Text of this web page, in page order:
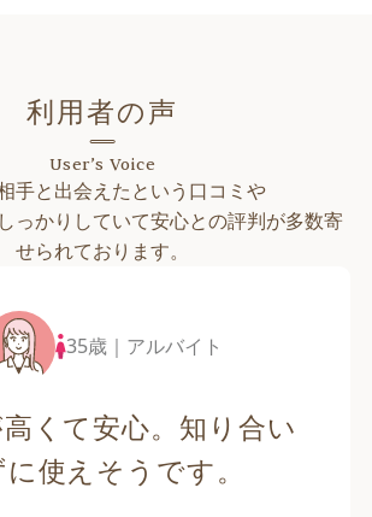
利用者の声
User’s Voice
手と出会えたという口コミや
っかりしていて安心との評判が多数寄
せられております。
35歳｜アルバイト
くて安心。知り合い
使えそうです。